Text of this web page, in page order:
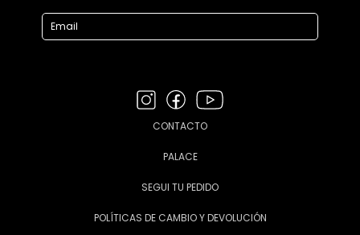
CONTACTO
PALACE
SEGUI TU PEDIDO
POLÍTICAS DE CAMBIO Y DEVOLUCIÓN